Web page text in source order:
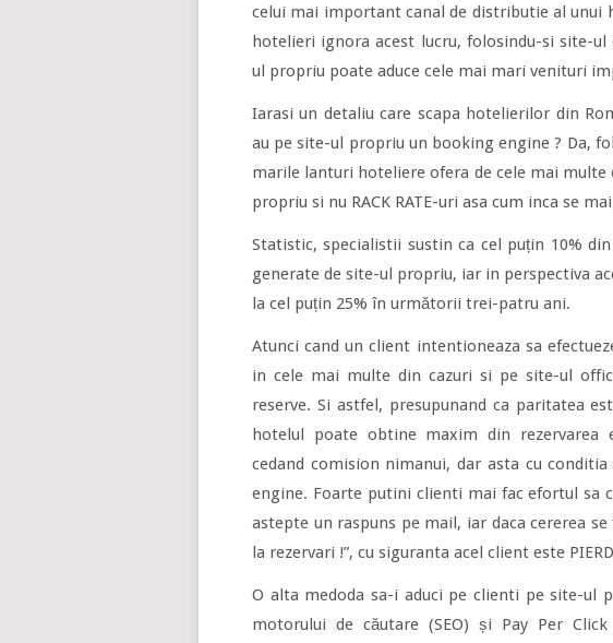
celui mai important canal de distributie al unui
hotelieri ignora acest lucru, folosindu-si site-ul
ul propriu poate aduce cele mai mari venituri
Iarasi un detaliu care scapa hotelierilor din
au pe site-ul propriu un booking engine ? Da,
marile lanturi hoteliere ofera de cele mai multe
propriu si nu RACK RATE-uri asa cum inca se
Statistic, specialistii sustin ca cel puțin 10%
generate de site-ul propriu, iar in perspectiva
la cel puțin 25% în următorii trei-patru ani.
Atunci cand un client intentioneaza sa
in cele mai multe din cazuri si pe site-ul
reserve. Si astfel, presupunand ca paritatea
hotelul poate obtine maxim din rezervarea
cedand comision nimanui, dar asta cu
engine. Foarte putini clienti mai fac efortul sa
astepte un raspuns pe mail, iar daca cererea se
la rezervari !”, cu siguranta acel client este
O alta medoda sa-i aduci pe clienti pe site-ul
motorului de căutare (SEO) și Pay Per